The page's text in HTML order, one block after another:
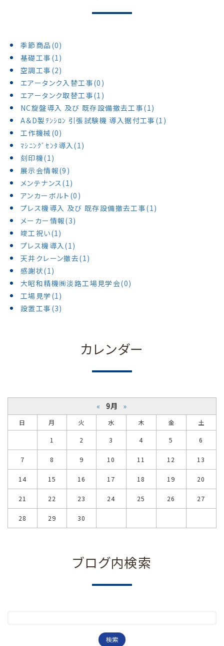
季節商品(0)
基礎工事(1)
空調工事(2)
エアータンク入替工事(0)
エアータンク取替工事(1)
NC旋盤導入 及び 既存設備撤去工事(1)
A＆D製ﾃﾝｼﾛﾝ 引張試験機 導入据付工事(1)
工作機械(0)
ﾏｼﾆﾝｸﾞｾﾝﾀ導入(1)
刻印機(1)
展示会情報(9)
メンテナンス(1)
アンカーボルト(0)
プレス機導入 及び 既存設備撤去工事(1)
メーカー情報(3)
竣工祝い(1)
プレス機導入(1)
天井クレーン撤去(1)
感謝状(1)
大昭和精機㈱淡路工場見学会(0)
工場見学(1)
設置工事(3)
カレンダー
« 9月 »
日 月 火 水 木 金
土
1
2 3 4 5 6
7 8 9 10 11 12 13
14 15 16 17 18 19 20
21 22 23 24 25 26 27
28 29 30
ブログ内検索